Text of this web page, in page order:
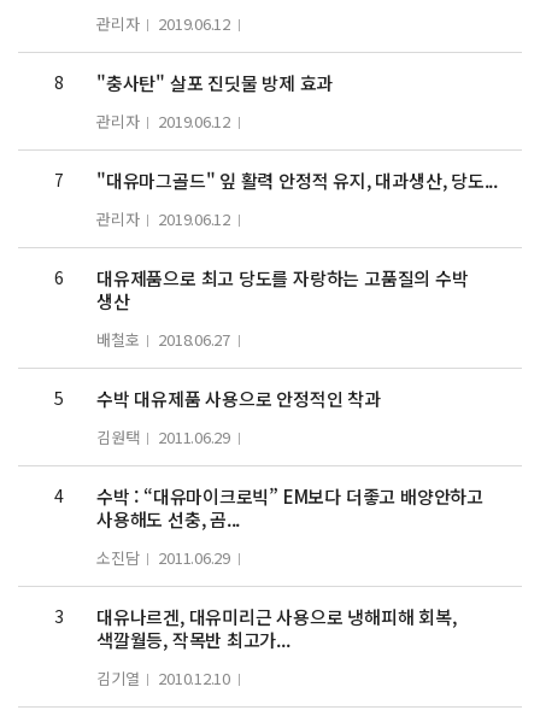
관리자 2019.06.12
8 "충사탄" 살포 진딧물 방제 효과
관리자 2019.06.12
7 "대유마그골드" 잎 활력 안정적 유지, 대과생산, 당도...
관리자 2019.06.12
6
대유제품으로 최고 당도를 자랑하는 고품질의 수박
생산
배철호 2018.06.27
5 수박 대유제품 사용으로 안정적인 착과
김원택 2011.06.29
4
수박 : “대유마이크로빅” EM보다 더좋고 배양안하고
사용해도 선충, 곰...
소진담 2011.06.29
3
대유나르겐, 대유미리근 사용으로 냉해피해 회복,
색깔월등, 작목반 최고가...
김기열 2010.12.10